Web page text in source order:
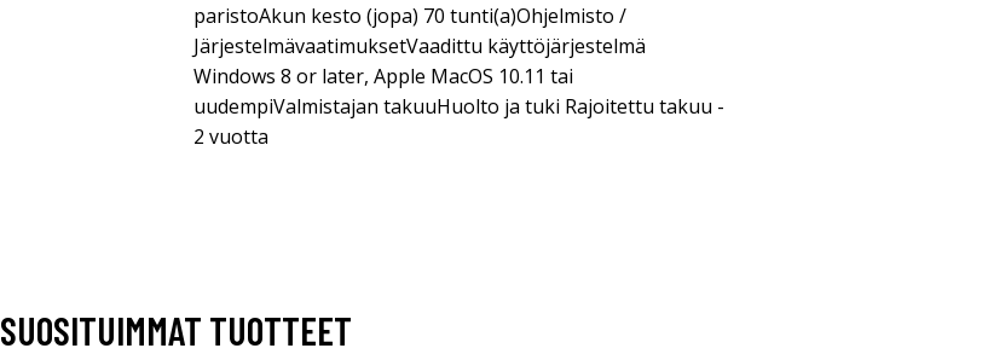
paristoAkun kesto (jopa) 70 tunti(a)Ohjelmisto /
JärjestelmävaatimuksetVaadittu käyttöjärjestelmä
Windows 8 or later, Apple MacOS 10.11 tai
uudempiValmistajan takuuHuolto ja tuki Rajoitettu takuu -
2 vuotta
SUOSITUIMMAT TUOTTEET